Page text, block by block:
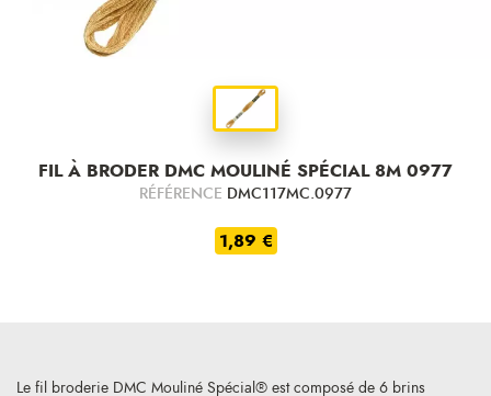
FIL À BRODER DMC MOULINÉ SPÉCIAL 8M 0977
RÉFÉRENCE DMC117MC.0977
1,89 €
Le fil broderie DMC Mouliné Spécial® est composé de 6 brins